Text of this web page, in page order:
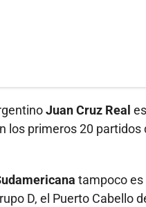
Juan Cruz Real
los primeros 20
tampoco es
D, el Puerto Cabello